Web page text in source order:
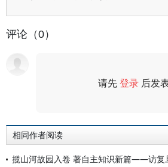
评论（0）
请先登录 后发
相同作者阅读
揽山河故园入卷 著自主知识新篇——访复